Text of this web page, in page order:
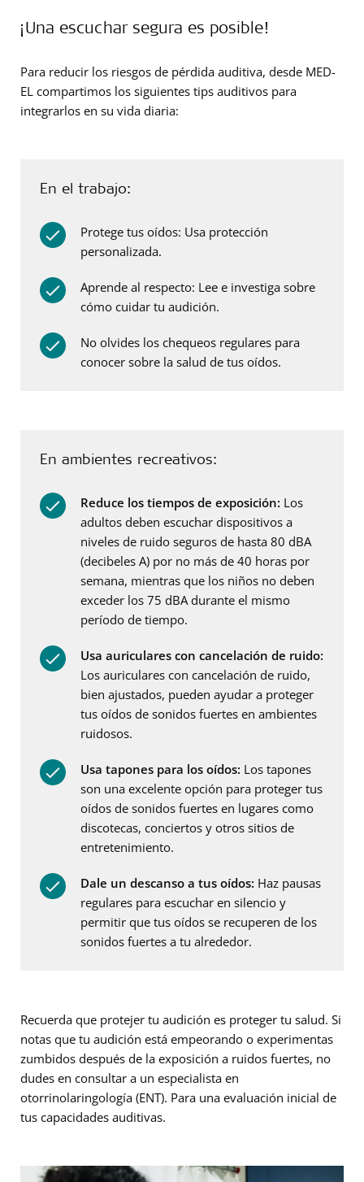
¡Una escuchar segura es posible!
Para reducir los riesgos de pérdida auditiva, desde MED-
EL compartimos los siguientes tips auditivos para
integrarlos en su vida diaria:
En el trabajo:
Protege tus oídos: Usa protección
personalizada.
Aprende al respecto: Lee e investiga sobre
cómo cuidar tu audición.
No olvides los chequeos regulares para
conocer sobre la salud de tus oídos.
En ambientes recreativos:
Reduce los tiempos de exposición: Los
adultos deben escuchar dispositivos a
niveles de ruido seguros de hasta 80 dBA
(decibeles A) por no más de 40 horas por
semana, mientras que los niños no deben
exceder los 75 dBA durante el mismo
período de tiempo.
Usa auriculares con cancelación de ruido:
Los auriculares con cancelación de ruido,
bien ajustados, pueden ayudar a proteger
tus oídos de sonidos fuertes en ambientes
ruidosos.
Usa tapones para los oídos: Los tapones
son una excelente opción para proteger tus
oídos de sonidos fuertes en lugares como
discotecas, conciertos y otros sitios de
entretenimiento.
Dale un descanso a tus oídos: Haz pausas
regulares para escuchar en silencio y
permitir que tus oídos se recuperen de los
sonidos fuertes a tu alrededor.
Recuerda que protejer tu audición es proteger tu salud. Si
notas que tu audición está empeorando o experimentas
zumbidos después de la exposición a ruidos fuertes, no
dudes en consultar a un especialista en
otorrinolaringología (ENT). Para una evaluación inicial de
tus capacidades auditivas.